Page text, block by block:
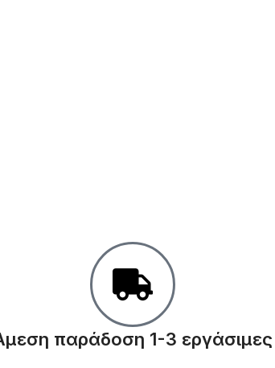
παράδοση 1-3 εργάσιμες